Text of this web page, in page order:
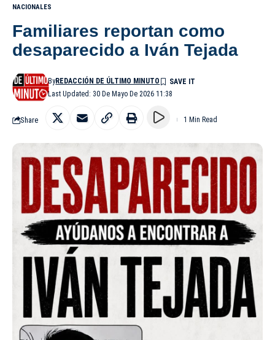
NACIONALES
Familiares reportan como
desaparecido a Iván Tejada
Last Updated: 30 De Mayo De 2026 11:38
ByREDACCIÓN DE ÚLTIMO MINUTO
Share 1 Min Read